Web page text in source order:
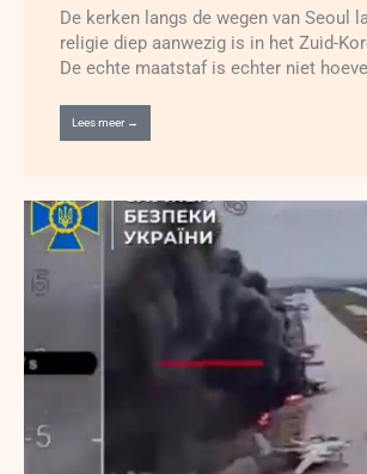
De kerken langs de wegen van Seoul
religie diep aanwezig is in het Zuid-
De echte maatstaf is echter niet
Lees meer →